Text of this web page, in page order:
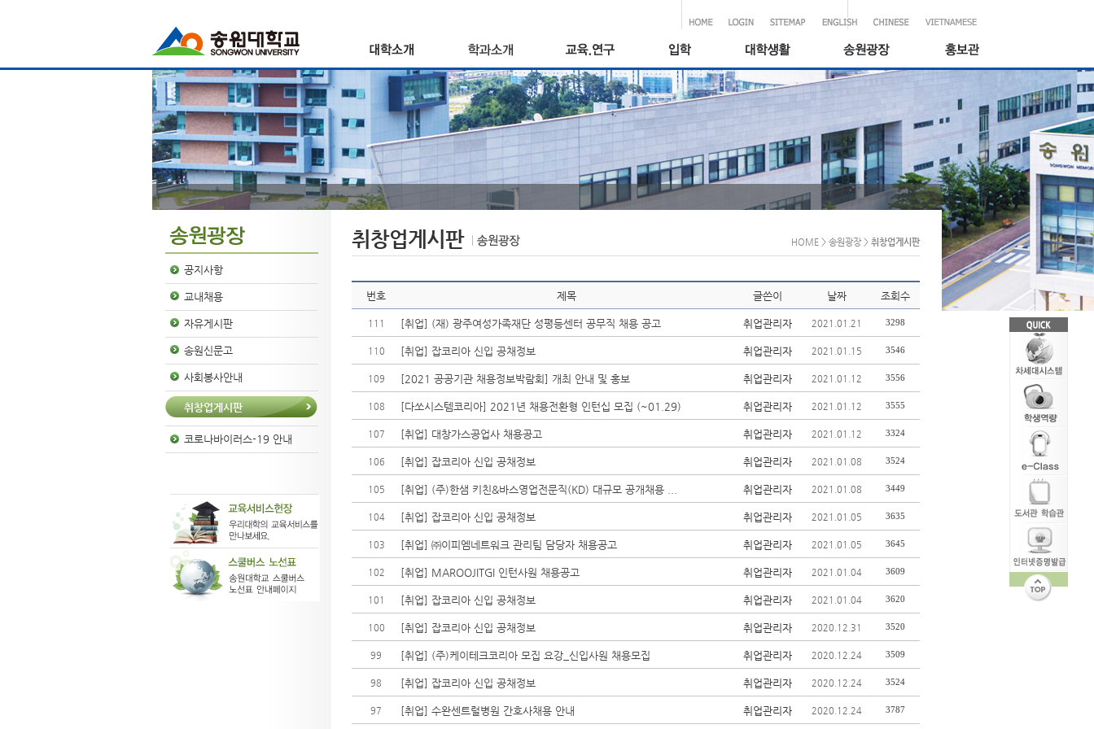
공지사항
교내채용
자유게시판
송원신문고
사회봉사안내
취창업게시판
코로나바이러스-19 안내
취창업게시판 HOME > 송원광장 > 취창업게시판
번호 제목 글쓴이 날짜 조회수
111 [취업] (재) 광주여성가족재단 성평등센터 공무직 채용 공고 취업관리자 2021.01.21 3298
110 [취업] 잡코리아 신입 공채정보 취업관리자 2021.01.15 3546
109 [2021 공공기관 채용정보박람회] 개최 안내 및 홍보 취업관리자 2021.01.12 3556
108 [다쏘시스템코리아] 2021년 채용전환형 인턴십 모집 (~01.29) 취업관리자 2021.01.12 3555
107 [취업] 대창가스공업사 채용공고 취업관리자 2021.01.12 3324
106 [취업] 잡코리아 신입 공채정보 취업관리자 2021.01.08 3524
105 취업관리자 2021.01.08 3449
104 [취업] 잡코리아 신입 공채정보 취업관리자 2021.01.05 3635
103 [취업] ㈜이피엠네트워크 관리팀 담당자 채용공고 취업관리자 2021.01.05 3645
102 [취업] MAROOJITGI 인턴사원 채용공고 취업관리자 2021.01.04 3609
101 [취업] 잡코리아 신입 공채정보 취업관리자 2021.01.04 3620
100 [취업] 잡코리아 신입 공채정보 취업관리자 2020.12.31 3520
99 [취업] (주)케이테크코리아 모집 요강_신입사원 채용모집 취업관리자 2020.12.24 3509
98 [취업] 잡코리아 신입 공채정보 취업관리자 2020.12.24 3524
97 [취업] 수완센트럴병원 간호사채용 안내 취업관리자 2020.12.24 3787